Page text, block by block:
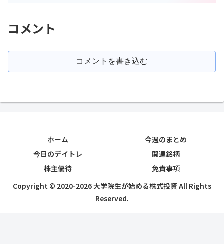
コメント
コメントを書き込む
ホーム
今週のまとめ
今日のデイトレ
関連銘柄
株主優待
免責事項
Copyright © 2020-2026 大学院生が始める株式投資 All Rights
Reserved.